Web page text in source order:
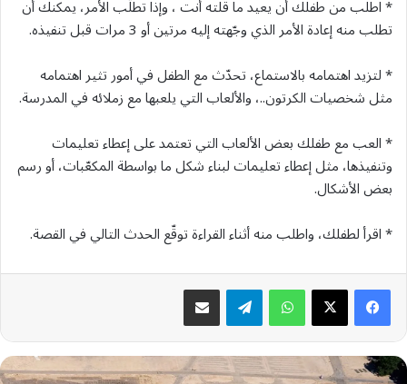
* اطلب من طفلك أن يعيد ما قٌلته أنت ، وإذا تطلّب الأمر، يمكنك أن
تطلب منه إعادة الأمر الذي وجّهته إليه مرتين أو 3 مرات قبل تنفيذه.
* لتزيد اهتمامه بالاستماع، تحدّث مع الطفل في أمور تثير اهتمامه
مثل شخصيات الكرتون..، والألعاب التي يلعبها مع زملائه في المدرسة.
* العب مع طفلك بعض الألعاب التي تعتمد على إعطاء تعليمات
وتنفيذها، مثل إعطاء تعليمات لبناء شكل ما بواسطة المكعّبات، أو رسم
بعض الأشكال.
* اقرأ لطفلك، واطلب منه أثناء القراءة توقّع الحدث التالي في القصة.
واتسابتيلقرام مشاركة عبر البريد